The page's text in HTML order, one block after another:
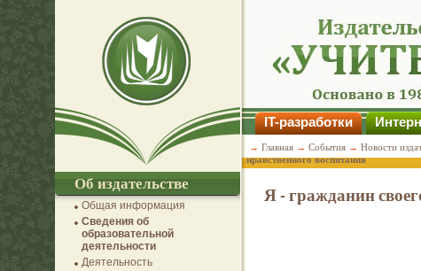
Я - гражданин
IT-разработки
→ Главная → События → Новости
нравственного воспитания
Об издательстве
Общая информация
Сведения об
образовательной
деятельности
Деятельность